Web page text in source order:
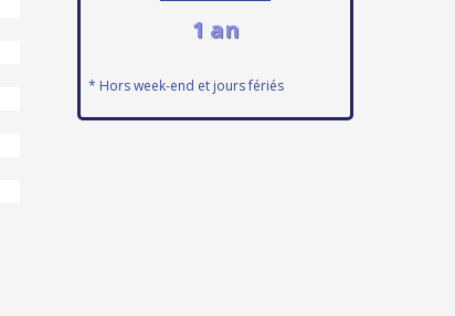
1 an
* Hors week-end et jours fériés